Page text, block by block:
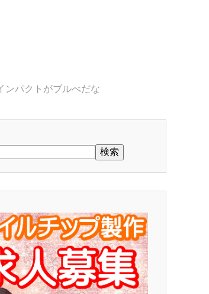
ンパクトがブルべだな
検索